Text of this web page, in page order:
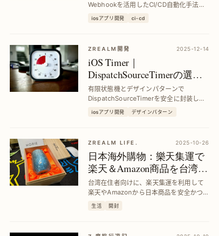
Webhookを活用したCI/CD自動化手法を
解説。Webhook連携で手動作業を削減
iosアプリ開発 ci-cd
ZREALM開発 2025-12-14
iOS Timer｜
DispatchSourceTimerの選び
方と安全な使い方を徹底解
説
有限状態機とデザインパターンで
DispatchSourceTimerを安全に封装し、
iOS Timerの使い分けと問題解決を実現。
iosアプリ開発 デザインパターン
ZREALM LIFE. 2025-10-26
日本海外購物：樂天集運で
楽天＆Amazon商品を台湾へ
スムーズ配送｜Horie鈦杯購
入ガイド
台湾在住者向けに、楽天集運を利用して
楽天やAmazonから日本商品を安全かつ
迅速に購入・配送する方法を解説。Horie
生活 開封